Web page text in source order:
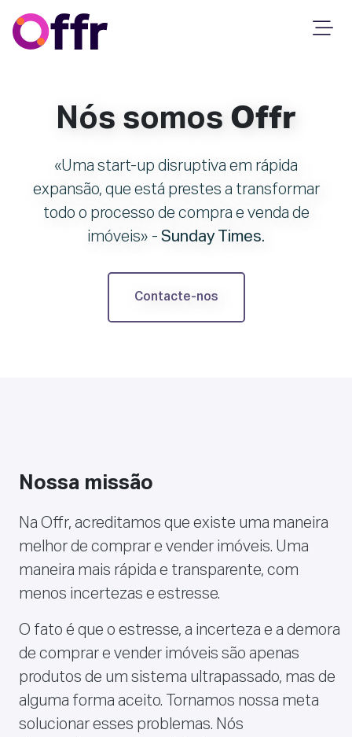
Nós somos Offr
Uma start-up disruptiva em rápida
expansão, que está prestes a transformar
todo o processo de compra e venda de
imóveis
- Sunday Times.
Contacte-nos
Nossa missão
Na Offr, acreditamos que existe uma maneira
melhor de comprar e vender imóveis. Uma
maneira mais rápida e transparente, com
menos incertezas e estresse.
O fato é que o estresse, a incerteza e a demora
de comprar e vender imóveis são apenas
produtos de um sistema ultrapassado, mas de
alguma forma aceito. Tornamos nossa meta
solucionar esses problemas. Nós